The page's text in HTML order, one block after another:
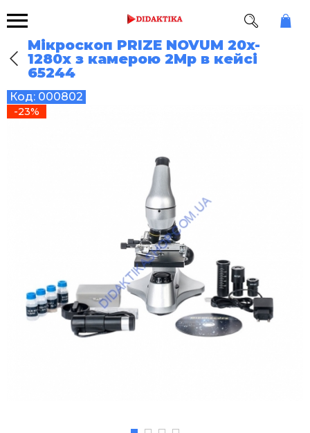
Мікроскоп PRIZE NOVUM 20x-
1280x з камерою 2Mp в кейсі
65244
Код: 000802
-23%